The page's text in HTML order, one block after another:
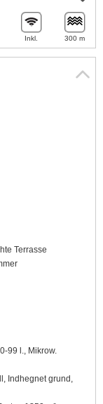
Terrasse
99 l., Mikrow.
Indhegnet grund,
Inkl. 300 m